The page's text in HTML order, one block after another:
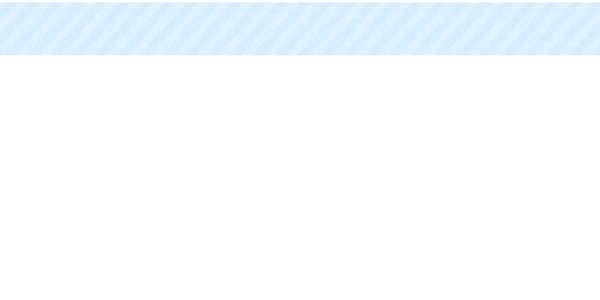
支部選手一覧